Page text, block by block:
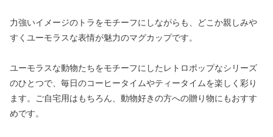
力強いイメージのトラをモチーフにしながらも、どこか親しみや
すくユーモラスな表情が魅力のマグカップです。
ユーモラスな動物たちをモチーフにしたレトロポップなシリーズ
のひとつで、毎日のコーヒータイムやティータイムを楽しく彩り
ます。ご自宅用はもちろん、動物好きの方への贈り物にもおすす
めです。